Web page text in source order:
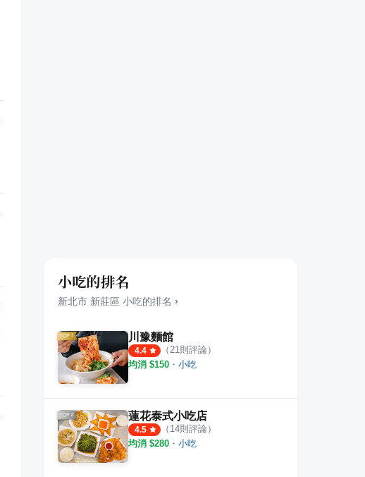
小吃的排名
新北市 新莊區 小吃的排名 ›
川豫麵館
4.4 （21則評論）
均消 $150 ・ 小吃
蓮花泰式小吃店
4.5 （ 14則評論）
均消 $280 ・ 小吃